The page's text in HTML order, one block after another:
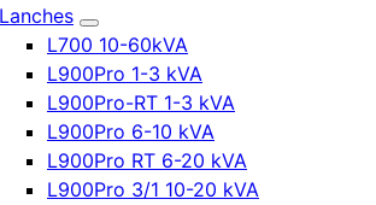
Lanches
L700 10-60kVA
L900Pro 1-3 kVA
L900Pro-RT 1-3 kVA
L900Pro 6-10 kVA
L900Pro RT 6-20 kVA
L900Pro 3/1 10-20 kVA